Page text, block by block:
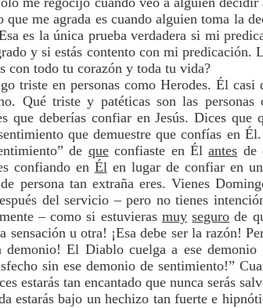
que me agrada es cuando alguien toma la
es la única prueba verdadera si mi
y si estás contento con mi
con todo tu corazón y toda tu vida?
triste en personas como Herodes. Él
Qué triste y patéticas son las
que deberías confiar en Jesús. Dices
que demuestre que confías en
de queconfiaste en Élantes de
confiando en Élen lugar de confiar en un
persona tan extraña eres. Vienes
del servicio – pero no tienes
– como si estuvieras muy seguro de
sensación u otra! ¡Esa debe ser la razón!
demonio! El Diablo cuelga a ese demonio
sin ese demonio de sentimiento!”
estarás tan encantado que nunca serás
estarás bajo un hechizo tan fuerte e